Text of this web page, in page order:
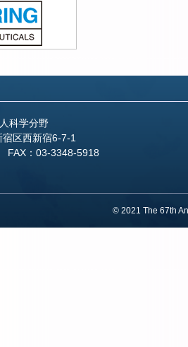
2022.09.01
科学分野
区西新宿6-7-1
FAX：03-3348-5918
© 2021 The 67th